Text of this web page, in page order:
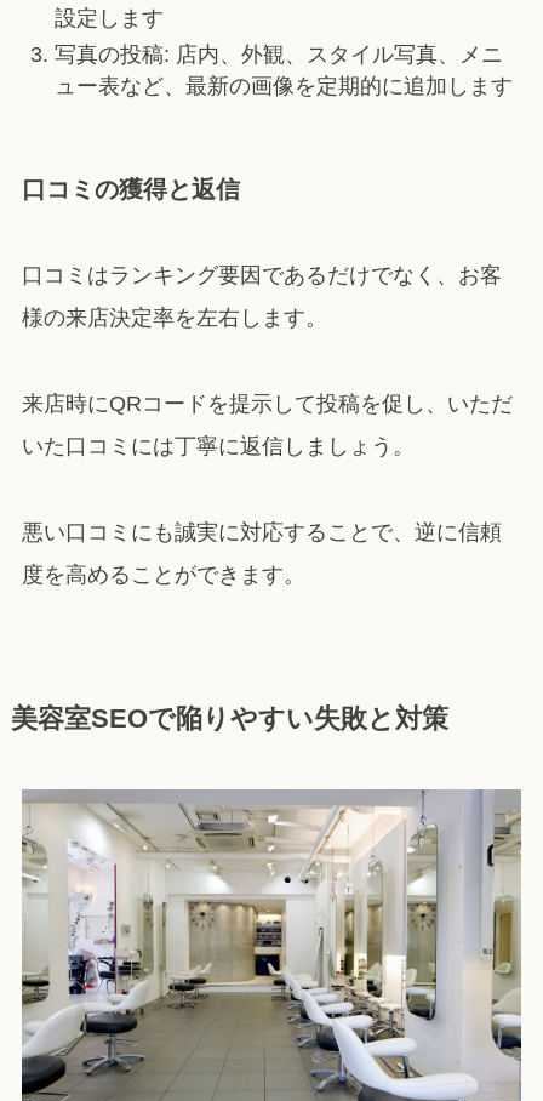
設定します
写真の投稿: 店内、外観、スタイル写真、メニ
ュー表など、最新の画像を定期的に追加します
口コミの獲得と返信
口コミはランキング要因であるだけでなく、お客
様の来店決定率を左右します。
来店時にQRコードを提示して投稿を促し、いただ
いた口コミには丁寧に返信しましょう。
悪い口コミにも誠実に対応することで、逆に信頼
度を高めることができます。
美容室SEOで陥りやすい失敗と対策